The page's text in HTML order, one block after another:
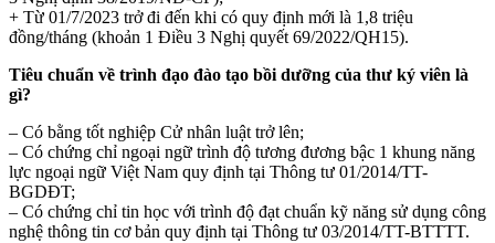
+ Từ 01/7/2023 trở đi đến khi có quy định mới là 1,8 triệu
đồng/tháng (khoản 1 Điều 3 Nghị quyết 69/2022/QH15).
Tiêu chuẩn về trình đạo đào tạo bồi dưỡng của thư ký viên là
gì?
– Có bằng tốt nghiệp Cử nhân luật trở lên;
– Có chứng chỉ ngoại ngữ trình độ tương đương bậc 1 khung năng
lực ngoại ngữ Việt Nam quy định tại Thông tư 01/2014/TT-
BGDĐT;
– Có chứng chỉ tin học với trình độ đạt chuẩn kỹ năng sử dụng công
nghệ thông tin cơ bản quy định tại Thông tư 03/2014/TT-BTTTT.